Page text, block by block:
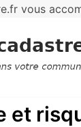
vous
et